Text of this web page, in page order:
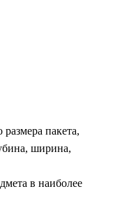
пакета,
ширина,
в наиболее